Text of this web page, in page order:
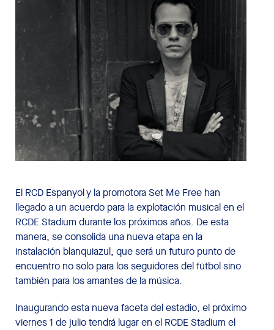
El RCD Espanyol y la promotora Set Me Free han
llegado a un acuerdo para la explotación musical en el
RCDE Stadium durante los próximos años. De esta
manera, se consolida una nueva etapa en la
instalación blanquiazul, que será un futuro punto de
encuentro no solo para los seguidores del fútbol sino
también para los amantes de la música.
Inaugurando esta nueva faceta del estadio, el próximo
viernes 1 de julio tendrá lugar en el RCDE Stadium el